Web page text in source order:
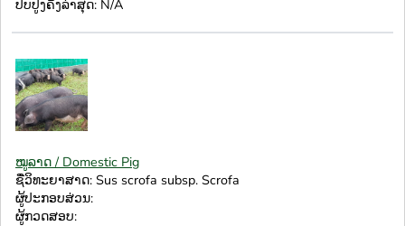
ປັບປູງຄັ້ງລ່າສຸດ: N/A
ໝູລາດ / Domestic Pig
ຊື່ວິທະຍາສາດ: Sus scrofa subsp. Scrofa
ຜູ້ປະກອບສ່ວນ:
ຜູ້ກວດສອບ: